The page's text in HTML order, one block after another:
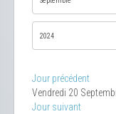
Jour précédent
Vendredi 20
Jour suivant